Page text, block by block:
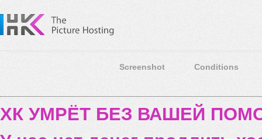
Screenshot Conditions
ХК УМРЁТ БЕЗ ВАШЕЙ